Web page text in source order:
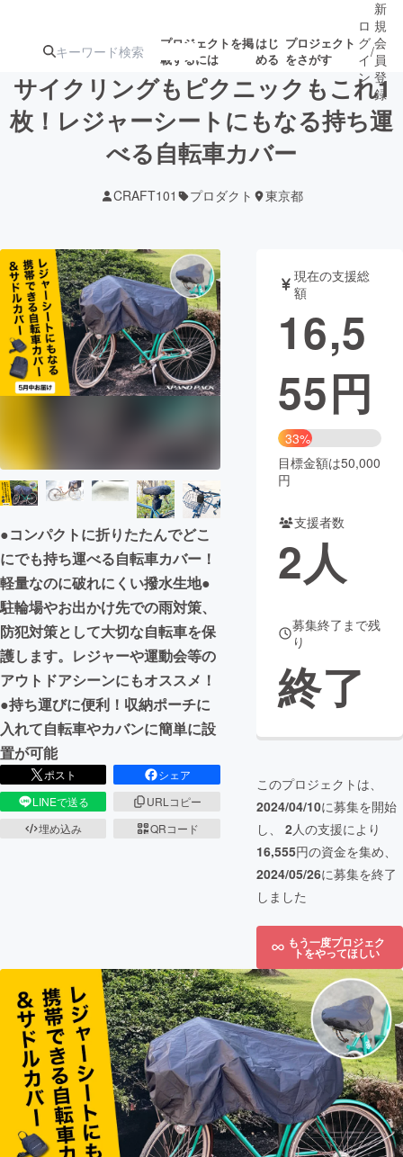
プロジェクトを掲
載するには
はじ
める
プロジェクト
をさがす
注目のリ 注目の新着プロ募集終了が近いプ
テクノロジー・ガジェット
映像・映画 書籍・雑誌
ビジネス・起業 チャレンジ
CAMPFIRE for Social Good CAMPFIRE Creation
CAMPFIREふるさと納税 machi-ya コミュニティ
ロ
グ
イ
ン
/
新
規
会
員
登
録
サイクリングもピクニックもこれ1
枚！レジャーシートにもなる持ち運
べる自転車カバー
CRAFT101 プロダクト 東京都
●コンパクトに折りたたんでどこ
にでも持ち運べる自転車カバー！
軽量なのに破れにくい撥水生地●
駐輪場やお出かけ先での雨対策、
防犯対策として大切な自転車を保
護します。レジャーや運動会等の
アウトドアシーンにもオススメ！
●持ち運びに便利！収納ポーチに
入れて自転車やカバンに簡単に設
置が可能
ポスト
シェア
LINEで送る
URLコピー
埋め込み
QRコード
現在の支援総
額
16,5
55円
33%
目標金額は50,000
円
支援者数
2人
募集終了まで残
り
終了
このプロジェクトは、
2024/04/10に募集を開始
し、 2人の支援により
16,555円の資金を集め、
2024/05/26に募集を終了
しました
もう一度プロジェク
トをやってほしい